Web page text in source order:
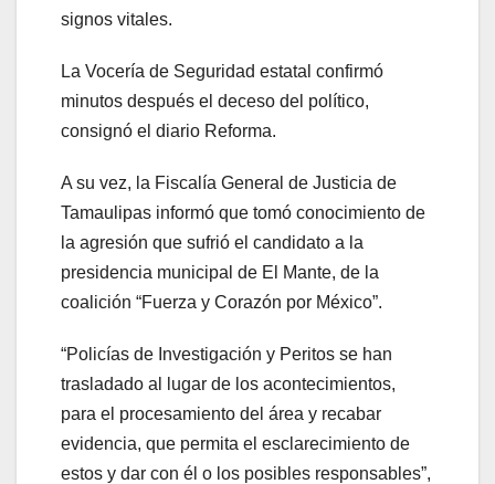
signos vitales.
La Vocería de Seguridad estatal confirmó
minutos después el deceso del político,
consignó el diario Reforma.
A su vez, la Fiscalía General de Justicia de
Tamaulipas informó que tomó conocimiento de
la agresión que sufrió el candidato a la
presidencia municipal de El Mante, de la
coalición “Fuerza y Corazón por México”.
“Policías de Investigación y Peritos se han
trasladado al lugar de los acontecimientos,
para el procesamiento del área y recabar
evidencia, que permita el esclarecimiento de
estos y dar con él o los posibles responsables”,